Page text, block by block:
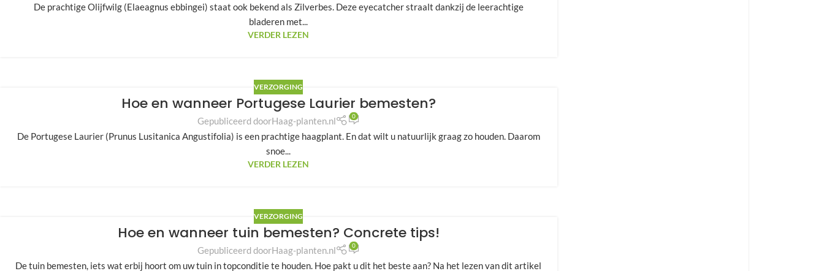
De prachtige Olijfwilg (Elaeagnus ebbingei) staat ook bekend als Zilverbes. Deze eyecatcher straalt dankzij de leerachtige
bladeren met...
VERDER LEZEN
VERZORGING
Hoe en wanneer Portugese Laurier bemesten?
Gepubliceerd doorHaag-planten.nl 0
De Portugese Laurier (Prunus Lusitanica Angustifolia) is een prachtige haagplant. En dat wilt u natuurlijk graag zo houden. Daarom
snoe...
VERDER LEZEN
VERZORGING
Hoe en wanneer tuin bemesten? Concrete tips!
Gepubliceerd doorHaag-planten.nl 0
De tuin bemesten, iets wat erbij hoort om uw tuin in topconditie te houden. Hoe pakt u dit het beste aan? Na het lezen van dit artikel